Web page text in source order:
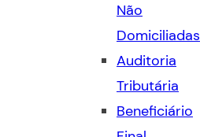
Não
Domiciliadas
Auditoria
Tributária
Beneficiário